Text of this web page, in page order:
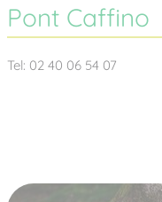
Pont Caffino
Tel: 02 40 06 54 07